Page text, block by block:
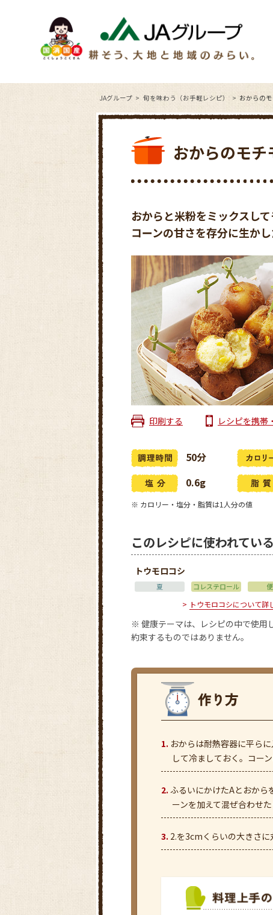
JAグループ 旬を味わう（お手軽レシピ） おからの
おからのモ
おからと米粉をミックスし
コーンの甘さを存分に生か
印刷する レシピを携帯
50分
0.6g
※ カロリー・塩分・脂質は1人分の値
このレシピに使われてい
トウモロコシ
夏 コレステロール
トウモロコシについて詳
※ 健康テーマは、レシピの中で使用
約束するものではありません。
おからは耐熱容器に平ら
して冷ましておく。コー
ふるいにかけたAとおから
ーンを加えて混ぜ合わせ
2.を3cmくらいの大きさに